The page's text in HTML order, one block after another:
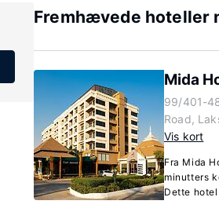
Fremhævede hoteller
Mida
99/401-
Road,
Vis kort
Fra Mida
minutters
Dette